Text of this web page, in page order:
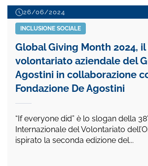
26/06/2024
INCLUSIONE SOCIALE
Global Giving Month 2024,
volontariato aziendale del
Agostini in collaborazione
Fondazione De Agostini
“If everyone did” è lo slogan della
Internazionale del Volontariato
ispirato la seconda edizione del...